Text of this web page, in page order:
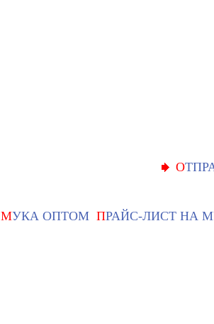
О
МУКА ОПТОМ ПРАЙС-ЛИСТ НА